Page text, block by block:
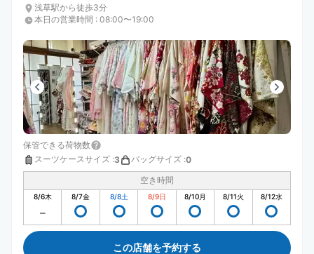
浅草駅から徒歩3分
本日の営業時間 : 08:00〜19:00
保管できる荷物数
スーツケースサイズ :3 バッグサイズ :0
空き時間
8/6木 8/7金 8/8土 8/9日 8/10月 8/11火 8/12水
この店舗を予約する